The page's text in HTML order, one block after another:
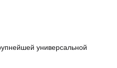
универсальной